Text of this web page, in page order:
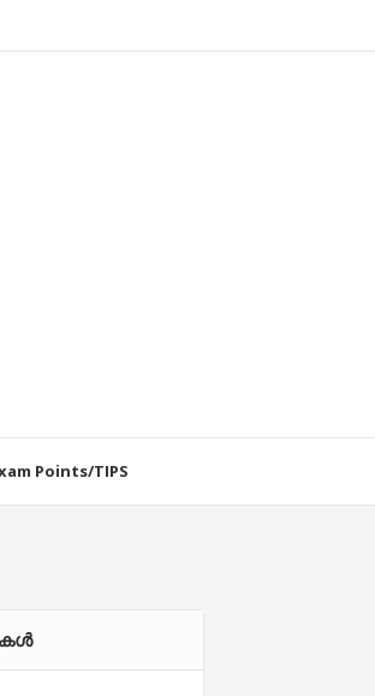
Points/TIPS